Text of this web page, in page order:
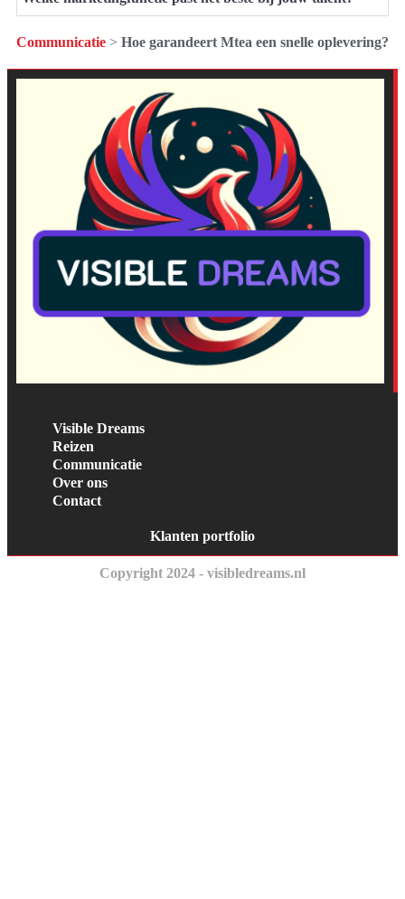
Communicatie > Hoe garandeert Mtea een snelle oplevering?
Visible Dreams
Reizen
Communicatie
Over ons
Contact
Klanten portfolio
Copyright 2024 - visibledreams.nl